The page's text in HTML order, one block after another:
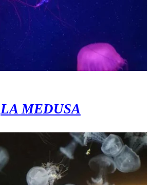
LA MEDUSA